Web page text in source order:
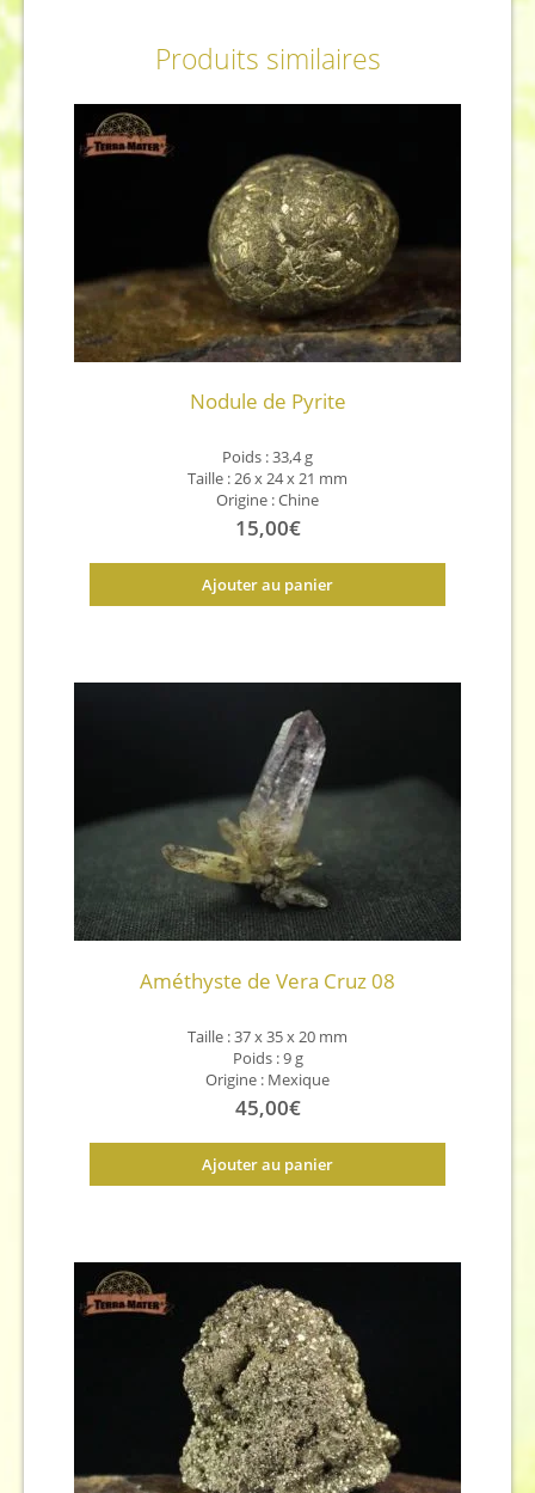
Produits similaires
Nodule de Pyrite
Poids : 33,4 g
Taille : 26 x 24 x 21 mm
Origine : Chine
15,00€
Ajouter au panier
Améthyste de Vera Cruz 08
Taille : 37 x 35 x 20 mm
Poids : 9 g
Origine : Mexique
45,00€
Ajouter au panier